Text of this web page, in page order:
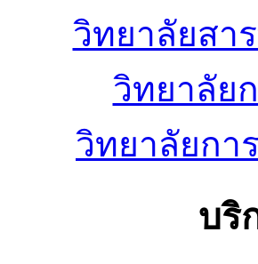
วิทยาลัยสา
วิทยาลัย
วิทยาลัยก
บริ